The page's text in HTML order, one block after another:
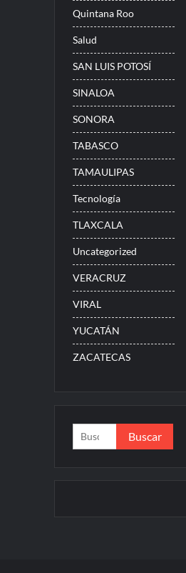
Quintana Roo
Salud
SAN LUIS POTOSÍ
SINALOA
SONORA
TABASCO
TAMAULIPAS
Tecnología
TLAXCALA
Uncategorized
VERACRUZ
VIRAL
YUCATÁN
ZACATECAS
Buscar: